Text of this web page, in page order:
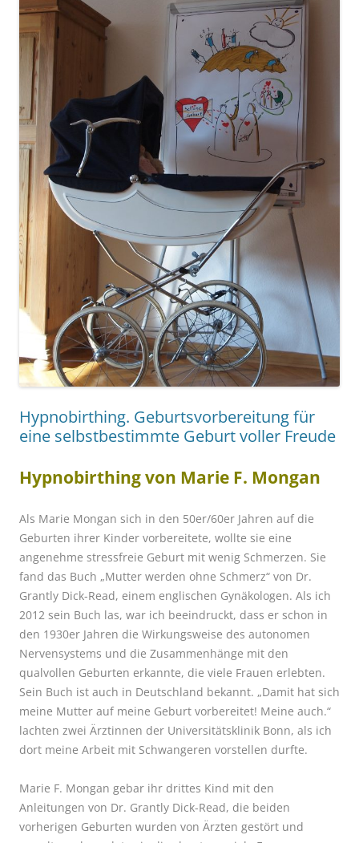
Hypnobirthing. Geburtsvorbereitung für
eine selbstbestimmte Geburt voller Freude
Hypnobirthing von Marie F. Mongan
Als Marie Mongan sich in den 50er/60er Jahren auf die
Geburten ihrer Kinder vorbereitete, wollte sie eine
angenehme stressfreie Geburt mit wenig Schmerzen. Sie
fand das Buch „Mutter werden ohne Schmerz“ von Dr.
Grantly Dick-Read, einem englischen Gynäkologen. Als ich
2012 sein Buch las, war ich beeindruckt, dass er schon in
den 1930er Jahren die Wirkungsweise des autonomen
Nervensystems und die Zusammenhänge mit den
qualvollen Geburten erkannte, die viele Frauen erlebten.
Sein Buch ist auch in Deutschland bekannt. „Damit hat sich
meine Mutter auf meine Geburt vorbereitet! Meine auch.“
lachten zwei Ärztinnen der Universitätsklinik Bonn, als ich
dort meine Arbeit mit Schwangeren vorstellen durfte.
Marie F. Mongan gebar ihr drittes Kind mit den
Anleitungen von Dr. Grantly Dick-Read, die beiden
vorherigen Geburten wurden von Ärzten gestört und